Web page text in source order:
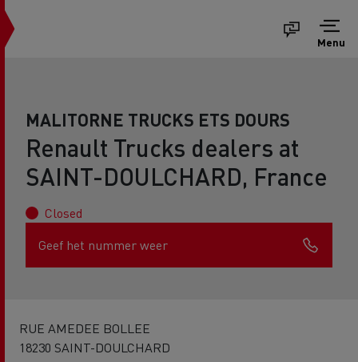
Menu
MALITORNE TRUCKS ETS DOURS
Renault Trucks dealers at
SAINT-DOULCHARD, France
Closed
Geef het nummer weer
RUE AMEDEE BOLLEE
18230 SAINT-DOULCHARD